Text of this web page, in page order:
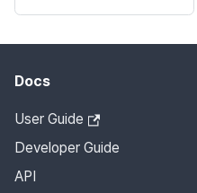
Docs
User Guide
Developer Guide
API